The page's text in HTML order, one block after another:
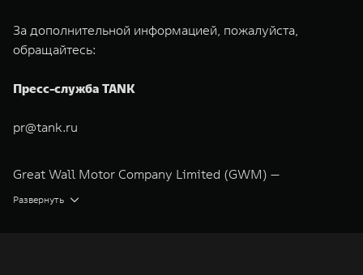
За дополнительной информацией, пожалуйста,
обращайтесь:
Пресс-служба TANK
pr@tank.ru
Great Wall Motor Company Limited (GWM) —
глобальный производитель внедорожников,
Развернуть